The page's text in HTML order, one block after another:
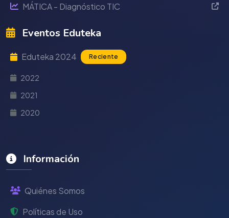
MÁTICA - Diagnóstico TIC
Eventos Eduteka
Eduteka 2024 Reciente
2022
2021
2020
Información
Quiénes Somos
Políticas de Uso